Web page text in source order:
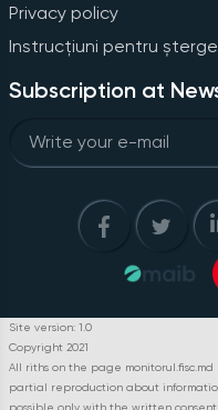
Privacy policy
Instrucțiuni pentru
Subscription at
Site version: 1.0
Copyright 2021
All riths on the page monitorul.fisc.md
partial reproduction about